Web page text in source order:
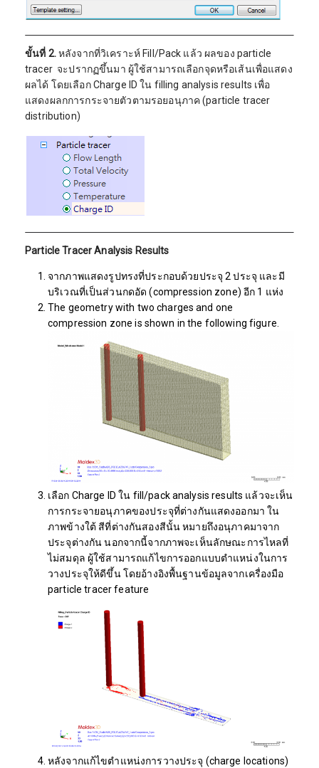
ขั้นที่ 2.หลังจากที่วิเคราะห์ Fill/Pack แล้ว ผลของ particle
tracer จะปรากฏขึ้นมา ผู้ใช้สามารถเลือกจุดหรือเส้นเพื่อแสดง
ผลได้ โดยเลือก Charge ID ใน filling analysis results เพื่อ
แสดงผลกการกระจายตัวตามรอยอนุภาค (particle tracer
distribution)
Particle Tracer Analysis Results
จากภาพแสดงรูปทรงที่ประกอบด้วยประจุ 2 ประจุ และมี
บริเวณที่เป็นส่วนกดอัด (compression zone) อีก 1 แห่ง
The geometry with two charges and one
compression zone is shown in the following figure.
เลือก Charge ID ใน fill/pack analysis results แล้วจะเห็น
การกระจายอนุภาคของประจุที่ต่างกันแสดงออกมา ใน
ภาพข้างใต้ สีที่ต่างกันสองสีนั้น หมายถึงอนุภาคมาจาก
ประจุต่างกัน นอกจากนี้จากภาพจะเห็นลักษณะการไหลที่
ไม่สมดุล ผู้ใช้สามารถแก้ไขการออกแบบตำแหน่งในการ
วางประจุให้ดีขึ้น โดยอ้างอิงพื้นฐานข้อมูลจากเครื่องมือ
particle tracer feature
หลังจากแก้ไขตำแหน่งการวางประจุ (charge locations)